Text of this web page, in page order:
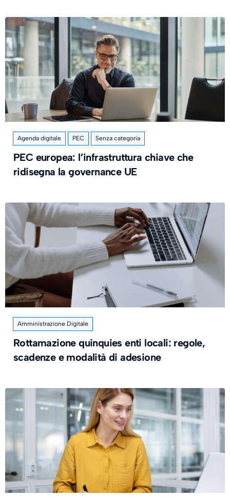
Agenda digitale PEC Senza categoria
PEC europea: l’infrastruttura chiave che
ridisegna la governance UE
Amministrazione Digitale
Rottamazione quinquies enti locali: regole,
scadenze e modalità di adesione